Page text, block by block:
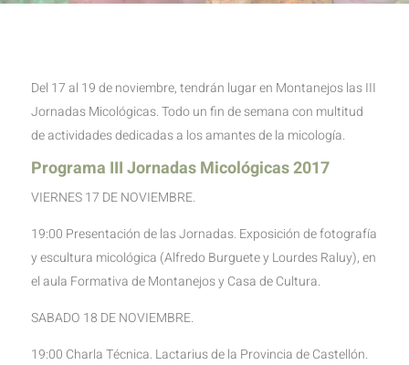
Del 17 al 19 de noviembre, tendrán lugar en Montanejos las III
Jornadas Micológicas. Todo un fin de semana con multitud
de actividades dedicadas a los amantes de la micología.
Programa III Jornadas Micológicas 2017
VIERNES 17 DE NOVIEMBRE.
19:00 Presentación de las Jornadas. Exposición de fotografía
y escultura micológica (Alfredo Burguete y Lourdes Raluy), en
el aula Formativa de Montanejos y Casa de Cultura.
SABADO 18 DE NOVIEMBRE.
19:00 Charla Técnica. Lactarius de la Provincia de Castellón.